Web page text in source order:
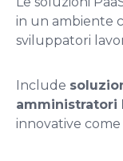
in un ambiente
sviluppatori
Include
amministratori
innovative